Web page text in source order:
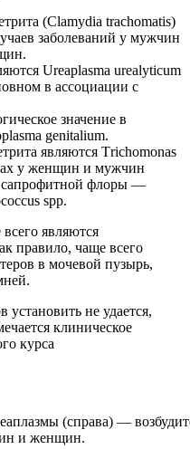
(Clamydia trachomatis)
заболеваний у мужчин
Ureaplasma urealyticum
в ассоциации с
значение в
genitalium.
являются Тrichomonas
у женщин и мужчин
сапрофитной флоры —
spp.
являются
правило, чаще всего
в мочевой пузырь,
не удается,
клиническое
курса
(справа) —
и женщин.